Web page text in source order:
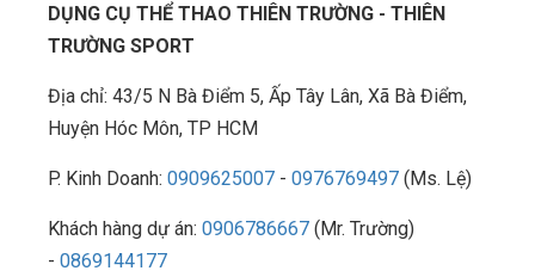
DỤNG CỤ THỂ THAO THIÊN TRƯỜNG - THIÊN
TRƯỜNG SPORT
Địa chỉ: 43/5 N Bà Điểm 5, Ấp Tây Lân, Xã Bà Điểm,
Huyện Hóc Môn, TP HCM
P. Kinh Doanh: 0909625007 - 0976769497 (Ms. Lệ)
Khách hàng dự án: 0906786667 (Mr. Trường)
- 0869144177